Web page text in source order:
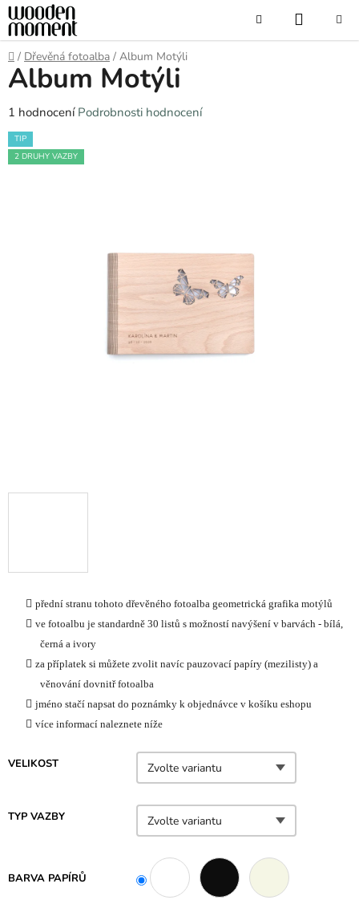
Přejít
na
obsah
KOŠÍK
Domů
/ Dřevěná fotoalba / Album Motýli
přední stranu tohoto dřevěného fotoalba geometrická grafika motýlů
ve fotoalbu je standardně 30 listů s možností navýšení v barvách - bílá,
černá a ivory
za příplatek si můžete zvolit navíc pauzovací papíry (mezilisty) a
věnování dovnitř fotoalba
jméno stačí napsat do poznámky k objednávce v košíku eshopu
více informací naleznete níže
VELIKOST
TYP VAZBY
BARVA PAPÍRŮ
Album Motýli
Průměrné
hodnocení
produktu
1 hodnocení Podrobnosti hodnocení
TIP
2 DRUHY VAZBY